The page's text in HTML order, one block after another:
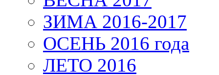
ЗИМА 2016-2017
ОСЕНЬ 2016 года
ЛЕТО 2016